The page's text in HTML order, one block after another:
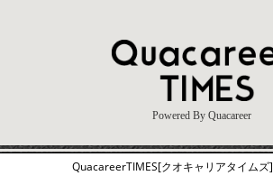
Powered By Quacareer
QuacareerTIMES[クオキャリアタイムズ]